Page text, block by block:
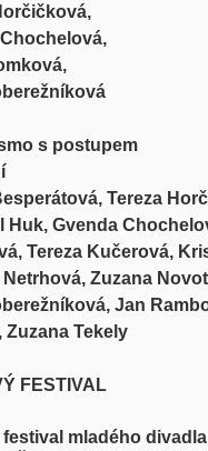
s postupem
Tereza
Huk, Gvenda
Tereza Kučerová,
Netrhová, Zuzana
Jan
Zuzana Tekely
FESTIVAL
mladého